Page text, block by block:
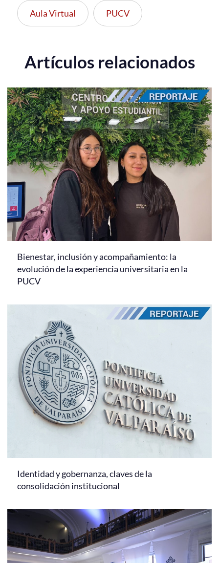
Aula Virtual PUCV
Artículos relacionados
Bienestar, inclusión y acompañamiento: la
evolución de la experiencia universitaria en la
PUCV
Identidad y gobernanza, claves de la
consolidación institucional